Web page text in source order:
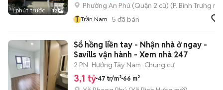
1 phút trước 12
Phường An Phú (Quận 2 cũ) (P. Bình Trưng
T Trần Nam 5 đã bán
Sổ hồng liền tay - Nhận nhà ở ngay -
Savills vận hành - Xem nhà 247
2 PN Hướng Tây Nam Chung cư
3,1 tỷ 47 tr/m² 66 m²